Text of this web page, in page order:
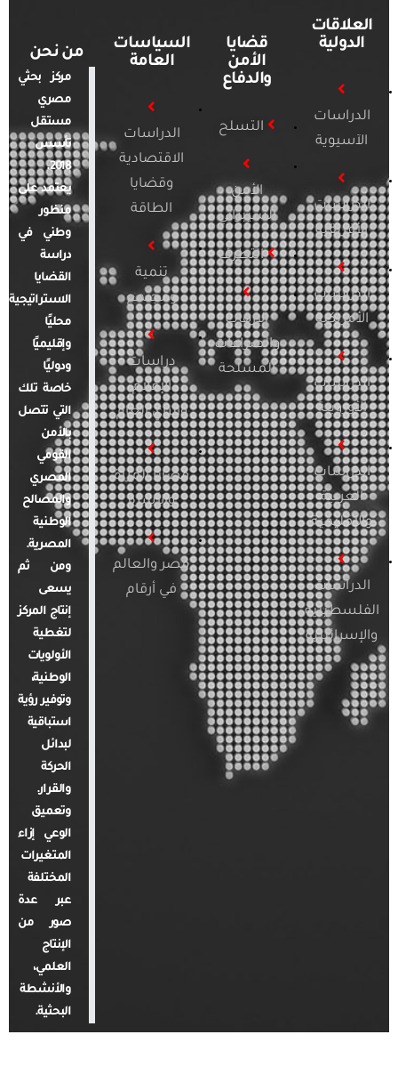
العلاقات
الدولية
الدراسات
الآسيوية
الدراسات
الأفريقية
الدراسات
الأمريكية
الدراسات
الأوروبية
الدراسات
العربية
والإقليمية
الدراسات
الفلسطينية
والإسرائيلية
قضايا
الأمن
والدفاع
التسلح
الأمن
السيبراني
التطرف
الإرهاب
والصراعات
المسلحة
السياسات
العامة
الدراسات
الاقتصادية
وقضايا
الطاقة
تنمية
ومجتمع
دراسات
الإعلام
والرأي العام
قضايا المرأة
والأسرة
مصر والعالم
في أرقام
من نحن
مركز بحثي
مصري
مستقل
تأسس
2018.
يعتمد على
منظور
وطني في
دراسة
القضايا
الاستراتيجية
محليًا
وإقليميًا
ودوليًا
خاصة تلك
التي تتصل
بالأمن
القومي
المصري
والمصالح
الوطنية
المصرية.
ومن ثم
يسعى
إنتاج المركز
لتغطية
الأولويات
الوطنية،
وتوفير رؤية
استباقية
لبدائل
الحركة
والقرار.
وتعميق
الوعي إزاء
المتغيرات
المختلفة
عبر عدة
صور من
الإنتاج
العلمي،
والأنشطة
البحثية.